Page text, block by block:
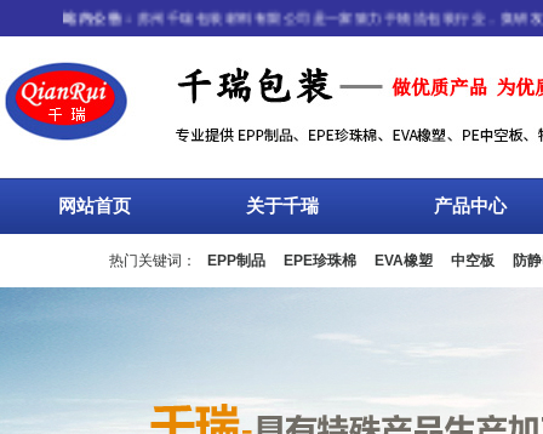
站内公告：苏州千瑞包装材料有限公司是一家致力于物流包装行业，集研发
网站首页 关于千瑞 产品中心
热门关键词： EPP制品 EPE珍珠棉 EVA橡塑 中空板 防